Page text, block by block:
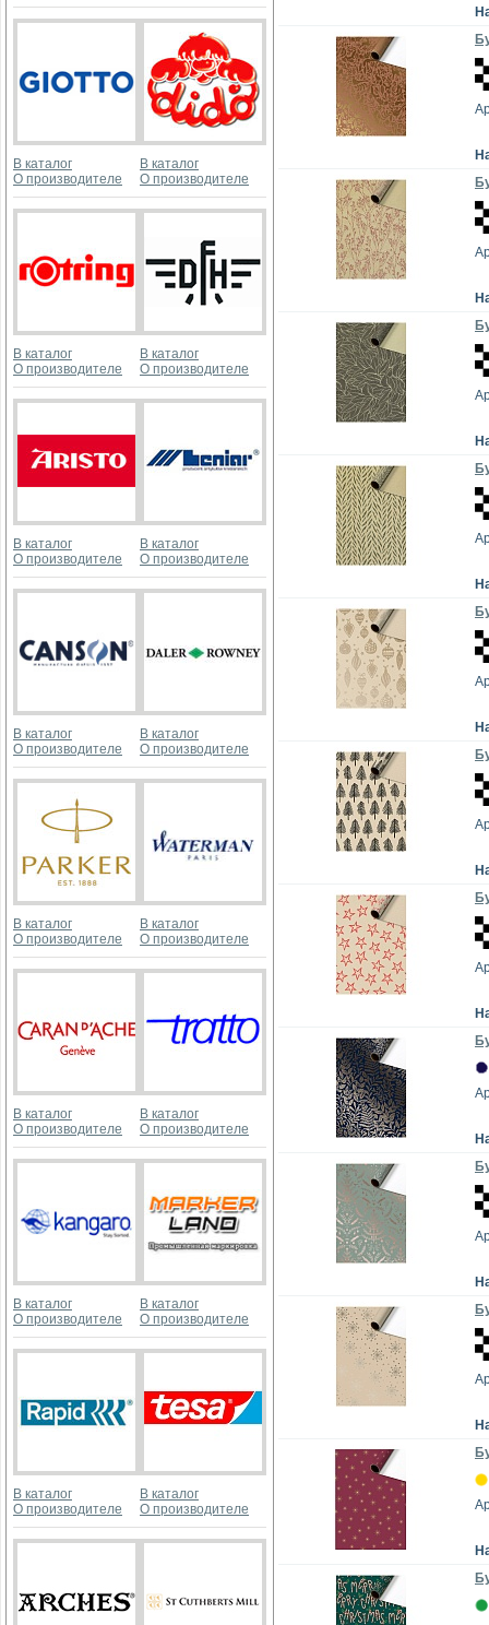
В каталог
О производителе
В каталог
О производителе
В каталог
О производителе
В каталог
О производителе
В каталог
О производителе
В каталог
О производителе
В каталог
О производителе
В каталог
О производителе
В каталог
О производителе
В каталог
О производителе
В каталог
О производителе
В каталог
О производителе
В каталог
О производителе
В каталог
О производителе
В каталог
О производителе
В каталог
О производителе